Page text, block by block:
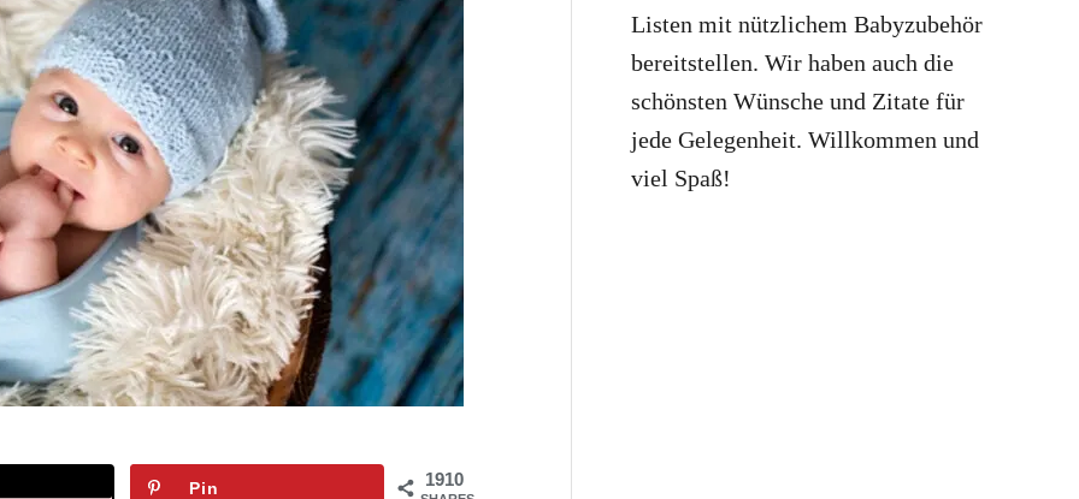
1910
Pin
Listen mit nützlichem Babyzubehör
bereitstellen. Wir haben auch die
schönsten Wünsche und Zitate für
jede Gelegenheit. Willkommen und
viel Spaß!